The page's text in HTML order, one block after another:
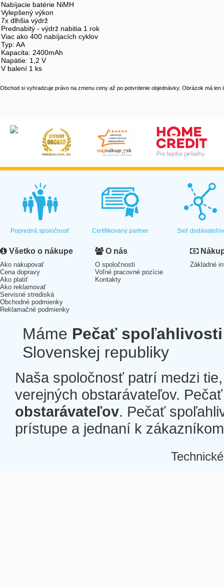
Nabíjacie batérie NiMH
Vylepšený výkon
7x dlhšia výdrž
Prednabitý - výdrž nabitia 1 rok
Viac ako 400 nabíjacích cyklov
Typ: AA
Kapacita: 2400mAh
Napätie: 1,2 V
V balení 1 ks
Obchod si vyhradzuje právo na zmenu ceny až po potvrdenie objednávky. Obrázok má len
Popredná spoločnosť Certifikovaný partner Sieť dodávateľov
Všetko o nákupe
Ako nakupovať
Cena dopravy
Ako platiť
Ako reklamovať
Servisné strediská
Obchodné podmienky
Reklamačné podmienky
O nás
O spoločnosti
Voľné pracovné pozície
Kontakty
Základné
Máme Pečať spoľahlivosti
Slovenskej republiky
Naša spoločnosť patrí medzi
verejných obstarávateľov.
obstarávateľov. Pečať
prístupe a jednaní k